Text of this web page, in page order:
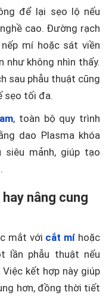
để lại sẹo lộ nếu
cao. Đường rạch
mí hoặc sát viền
như không nhìn thấy.
sau phẫu thuật cũng
sẹo tối đa.
, toàn bộ quy trình
dao Plasma khóa
mảnh, giúp tạo
nâng cung
mắt với cắt mí hoặc
lần phẫu thuật nếu
kết hợp này giúp
hơn, đồng thời tiết